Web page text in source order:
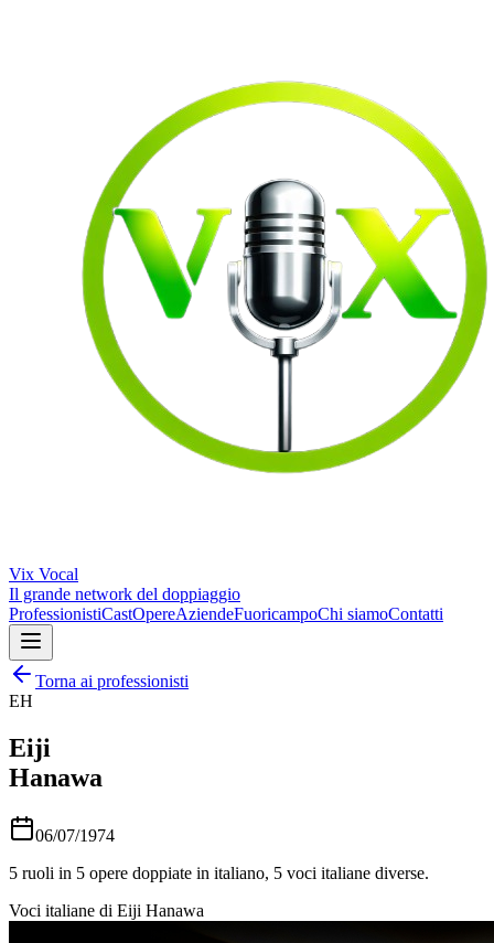
Vix Vocal
Il grande network del doppiaggio
ProfessionistiCastOpereAziendeFuoricampoChi siamoContatti
Torna ai professionisti
EH
Eiji
Hanawa
06/07/1974
5 ruoli in 5 opere doppiate in italiano, 5 voci italiane diverse.
Voci italiane di Eiji Hanawa